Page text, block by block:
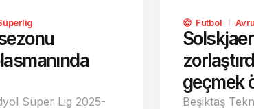
Süper Lig 2025-
Futbol
geçmek
Beşiktaş